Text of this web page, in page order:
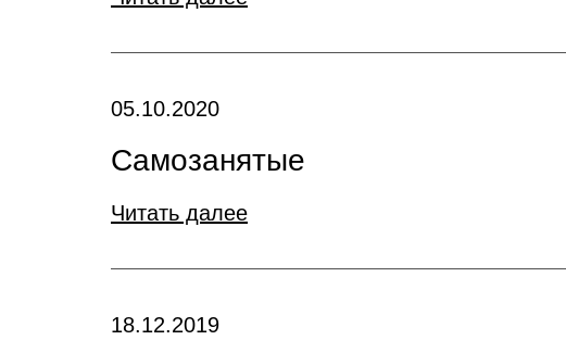
05.10.2020
Самозанятые
Читать далее
18.12.2019